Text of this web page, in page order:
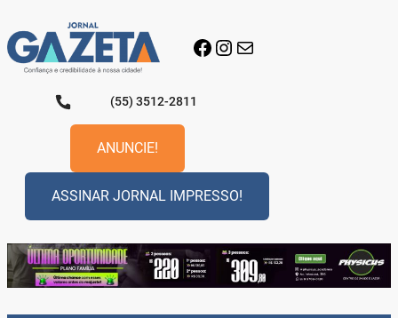
para
o
conteúdo
Facebook
Instagram
E-mail
(55) 3512-2811
ANUNCIE!
ASSINAR JORNAL IMPRESSO!